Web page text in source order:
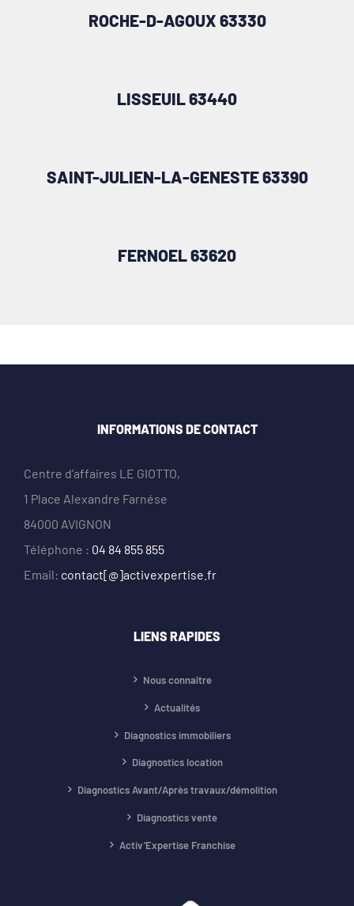
ROCHE-D-AGOUX 63330
LISSEUIL 63440
SAINT-JULIEN-LA-GENESTE 63390
FERNOEL 63620
INFORMATIONS DE CONTACT
Centre d’affaires LE GIOTTO,
1 Place Alexandre Farnése
84000 AVIGNON
Téléphone : 04 84 855 855
Email: contact[@]activexpertise.fr
LIENS RAPIDES
Nous connaître
Actualités
Diagnostics immobiliers
Diagnostics location
Diagnostics Avant/Après travaux/démolition
Diagnostics vente
Activ’Expertise Franchise